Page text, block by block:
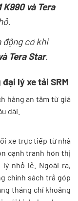
K990 và Tera
động cơ khi
Tera Star.
lý xe tải SRM
hàng an tâm từ giá
dài.
xe trực tiếp từ nhà
cạnh tranh hơn thị
nhỏ lẻ. Ngoài ra,
chính sách trả góp
tháng chỉ khoảng